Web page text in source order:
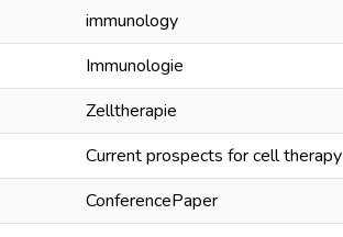
immunology
Immunologie
Zelltherapie
Current prospects for cell therapy
ConferencePaper